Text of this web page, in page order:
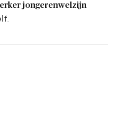
jongerenwelzijn